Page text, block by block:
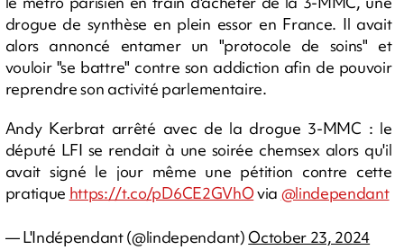
drogue de synthèse en plein essor en France. Il avait
alors annoncé entamer un "protocole de soins" et
vouloir "se battre" contre son addiction afin de pouvoir
reprendre son activité parlementaire.
Andy Kerbrat arrêté avec de la drogue 3-MMC : le
député LFI se rendait à une soirée chemsex alors qu'il
avait signé le jour même une pétition contre cette
pratique https://t.co/pD6CE2GVhOvia @lindependant
— L'Indépendant (@lindependant)October 23, 2024